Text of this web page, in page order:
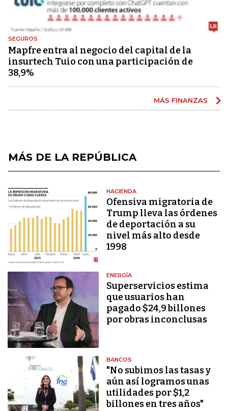
SEGUROS
Mapfre entra al negocio del capital de la
insurtech Tuio con una participación de
38,9%
MÁS FINANZAS
MÁS DE LA REPÚBLICA
HACIENDA
Ofensiva migratoria de
Trump lleva las órdenes
de deportación a su
nivel más alto desde
1998
ENERGÍA
Superservicios estima
que usuarios han
pagado $24,9 billones
por obras inconclusas
BANCOS
"No subimos las tasas y
aún así logramos unas
utilidades por $1,2
billones en tres años"